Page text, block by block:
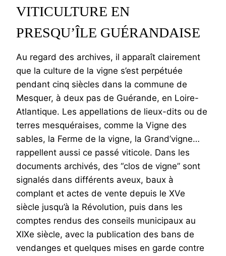
VITICULTURE EN
PRESQU’ÎLE GUÉRANDAISE
Au regard des archives, il apparaît clairement
que la culture de la vigne s’est perpétuée
pendant cinq siècles dans la commune de
Mesquer, à deux pas de Guérande, en Loire-
Atlantique. Les appellations de lieux-dits ou de
terres mesquéraises, comme la Vigne des
sables, la Ferme de la vigne, la Grand’vigne…
rappellent aussi ce passé viticole. Dans les
documents archivés, des “clos de vigne” sont
signalés dans différents aveux, baux à
complant et actes de vente depuis le XVe
siècle jusqu’à la Révolution, puis dans les
comptes rendus des conseils municipaux au
XIXe siècle, avec la publication des bans de
vendanges et quelques mises en garde contre